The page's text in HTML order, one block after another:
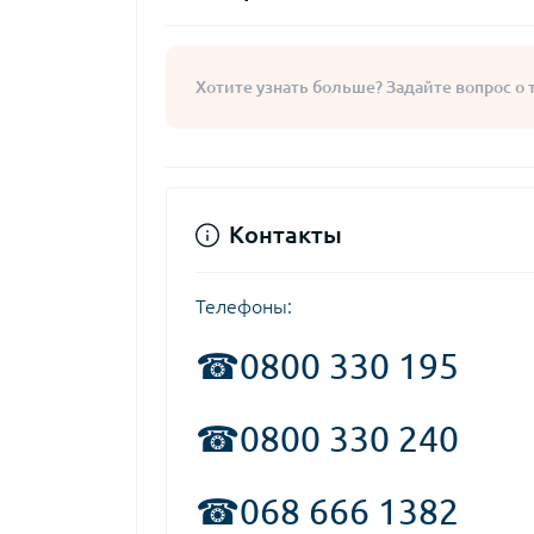
Хотите узнать больше? Задайте вопрос о
Контакты
Телефоны:
☎0800 330 195
☎0800 330 240
☎068 666 1382